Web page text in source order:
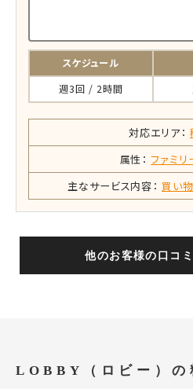
スケジュール
週3回 / 2時間
対応エリア：
属性： ファミ
主なサービス内容： 買い
他のお客様の口コ
LOBBY（ロビー）の